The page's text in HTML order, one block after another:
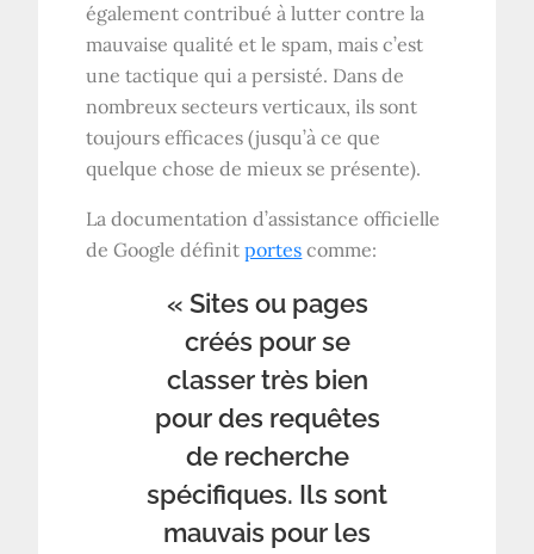
également contribué à lutter contre la
mauvaise qualité et le spam, mais c’est
une tactique qui a persisté. Dans de
nombreux secteurs verticaux, ils sont
toujours efficaces (jusqu’à ce que
quelque chose de mieux se présente).
La documentation d’assistance officielle
de Google définitportes comme:
« Sites ou pages
créés pour se
classer très bien
pour des requêtes
de recherche
spécifiques. Ils sont
mauvais pour les